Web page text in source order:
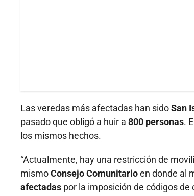
Las veredas más afectadas han sidoSan
pasado que obligó a huir a 800 personas.
los mismos hechos.
“Actualmente, hay una restricción de
mismoConsejo Comunitarioen donde al
afectadas por la imposición de códigos de